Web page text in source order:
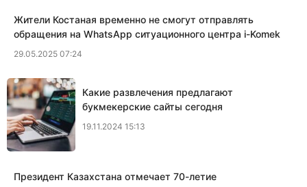
Жители Костаная временно не смогут отправлять
обращения на WhatsApp ситуационного центра i-Komek
29.05.2025 07:24
Какие развлечения предлагают
букмекерские сайты сегодня
19.11.2024 15:13
Президент Казахстана отмечает 70-летие